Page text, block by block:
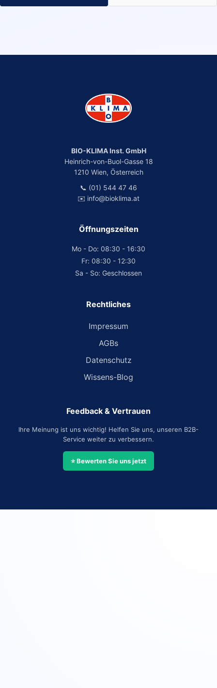
BIO-KLIMA Inst. GmbH
Heinrich-von-Buol-Gasse 18
1210 Wien, Österreich
📞 (01) 544 47 46
✉️ info@bioklima.at
Öffnungszeiten
Mo - Do: 08:30 - 16:30
Fr: 08:30 - 12:30
Sa - So: Geschlossen
Rechtliches
Impressum
AGBs
Datenschutz
Wissens-Blog
Feedback & Vertrauen
Ihre Meinung ist uns wichtig! Helfen Sie uns, unseren B2B-
Service weiter zu verbessern.
⭐ Bewerten Sie uns jetzt